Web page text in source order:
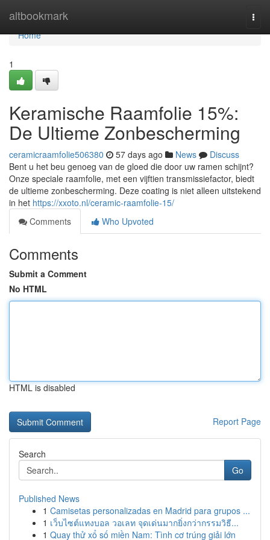
altbookmark
Home
Home
1
Keramische Raamfolie 15%:
De Ultieme Zonbescherming
ceramicraamfolie506380 57 days ago News
Discuss
Bent u het beu genoeg van de gloed die door uw ramen schijnt?
Onze speciale raamfolie, met een vijftien transmissiefactor, biedt
de ultieme zonbescherming. Deze coating is niet alleen uitstekend
in het https://xxoto.nl/ceramic-raamfolie-15/
Comments
Who Upvoted
Comments
Submit a Comment
No HTML
HTML is disabled
Report Page
Search
Go
Published News
1 Camisetas personalizadas en Madrid para grupos ...
1 เว็บไซต์แทงบอล วอเลท จุดเด่นมากยิ่งกว่ากรรมวิธี...
1 Quay thử xổ số miền Nam: Tình cơ trúng giải lớn